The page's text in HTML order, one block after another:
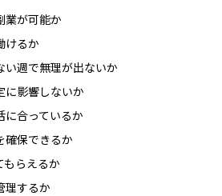
業が可能か
けるか
い週で無理が出ないか
に影響しないか
に合っているか
確保できるか
もらえるか
理するか